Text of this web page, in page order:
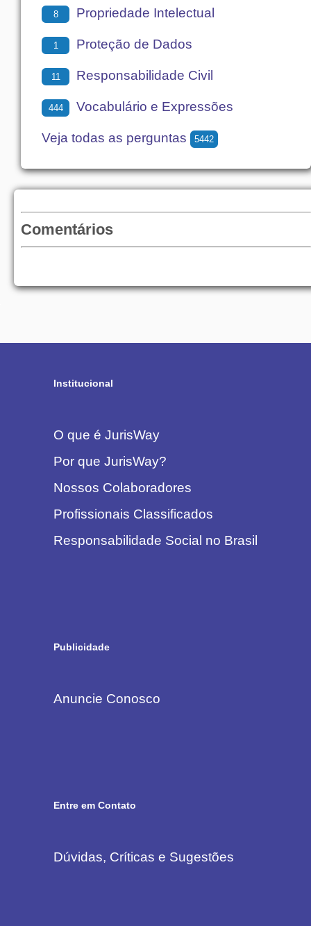
8 Propriedade Intelectual
1 Proteção de Dados
11 Responsabilidade Civil
444 Vocabulário e Expressões
Veja todas as perguntas 5442
Comentários
Institucional
O que é JurisWay
Por que JurisWay?
Nossos Colaboradores
Profissionais Classificados
Responsabilidade Social no Brasil
Publicidade
Anuncie Conosco
Entre em Contato
Dúvidas, Críticas e Sugestões